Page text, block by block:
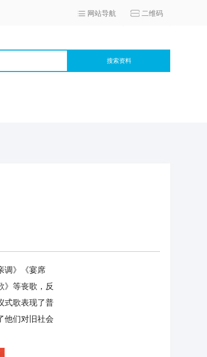
网站导航 二维码
搜索资料
调》《宴席
》等丧歌，反
式歌表现了普
他们对旧社会